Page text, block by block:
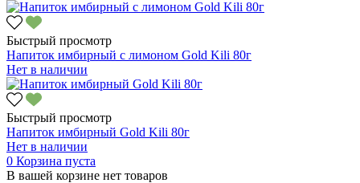
Быстрый просмотр
Напиток имбирный с лимоном Gold Kili 80г
Нет в наличии
Быстрый просмотр
Напиток имбирный Gold Kili 80г
Нет в наличии
0 Корзина пуста
В вашей корзине нет товаров